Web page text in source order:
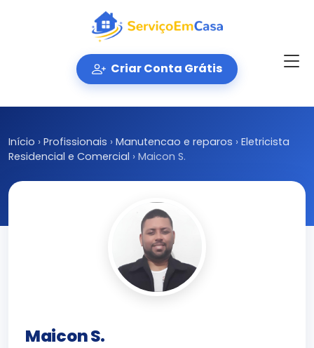
Criar Conta Grátis
Início › Profissionais › Manutencao e reparos › Eletricista
Residencial e Comercial › Maicon S.
Maicon S.